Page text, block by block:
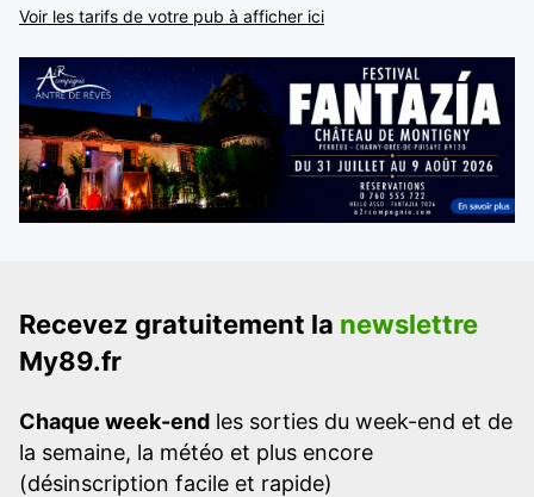
Voir les tarifs de votre pub à afficher ici
Recevez gratuitement la newslettre
My89.fr
Chaque week-end les sorties du week-end et de
la semaine, la météo et plus encore
(désinscription facile et rapide)